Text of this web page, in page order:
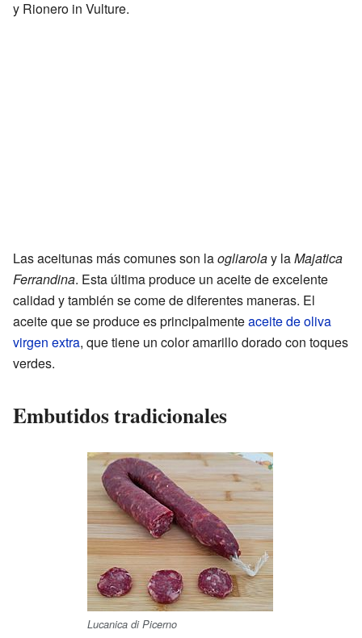
y Rionero in Vulture.
Las aceitunas más comunes son laogliarolay laMajatica
Ferrandina. Esta última produce un aceite de excelente
calidad y también se come de diferentes maneras. El
aceite que se produce es principalmenteaceite de oliva
virgen extra, que tiene un color amarillo dorado con toques
verdes.
Embutidos tradicionales
Lucanica di Picerno